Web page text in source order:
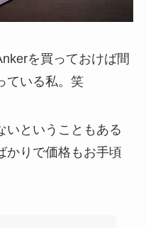
を買っておけば間
ている私。笑
いということもある
かりで価格もお手頃